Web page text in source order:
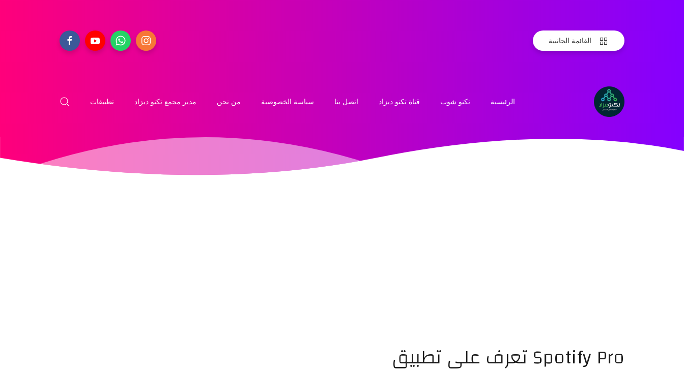
القائمة الجانبية
الرئيسية تكنو شوب قناة تكنو ديزاد اتصل بنا سياسة الخصوصية من نحن مدير مجمع تكنو ديزاد تطبيقات
Spotify Pro تعرف على تطبيق